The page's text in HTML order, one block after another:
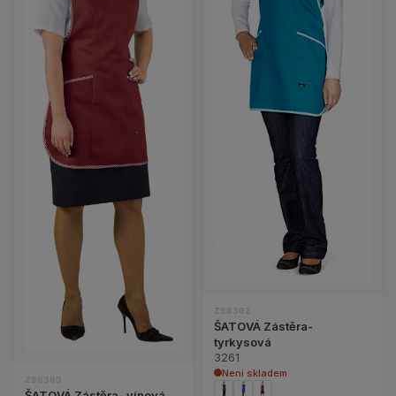
Zobrazit detail produktu ŠATOVÁ Zástěra- vínová
Z98303
Zobrazit detail
Z98302
ŠATOVÁ Zástěra-
tyrkysová
3261
Není skladem